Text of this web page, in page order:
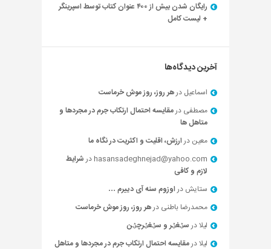
رایگان شدن بیش از ۴۰۰ عنوان کتاب توسط اسپرینگر
+ لیست کامل
آخرین دیدگاه‌ها
اسماعیل درهر روز، روز موش خرماست
مصطفی درمقایسه احتمال ارتکاب جرم در مجردها و
متاهل ها
معین درارزش، اقلیت و اکثریت در نگاه ما
hasansadeghnejad@yahoo.com درشرایط
لازم و کافی
ستایش دراوزوم سنه آی دییرم …
محمدرضا باطنی درهر روز، روز موش خرماست
لیلادرسؽغؽر و سؽغؽرچؽن
لیلادرمقایسه احتمال ارتکاب جرم در مجردها و متاهل